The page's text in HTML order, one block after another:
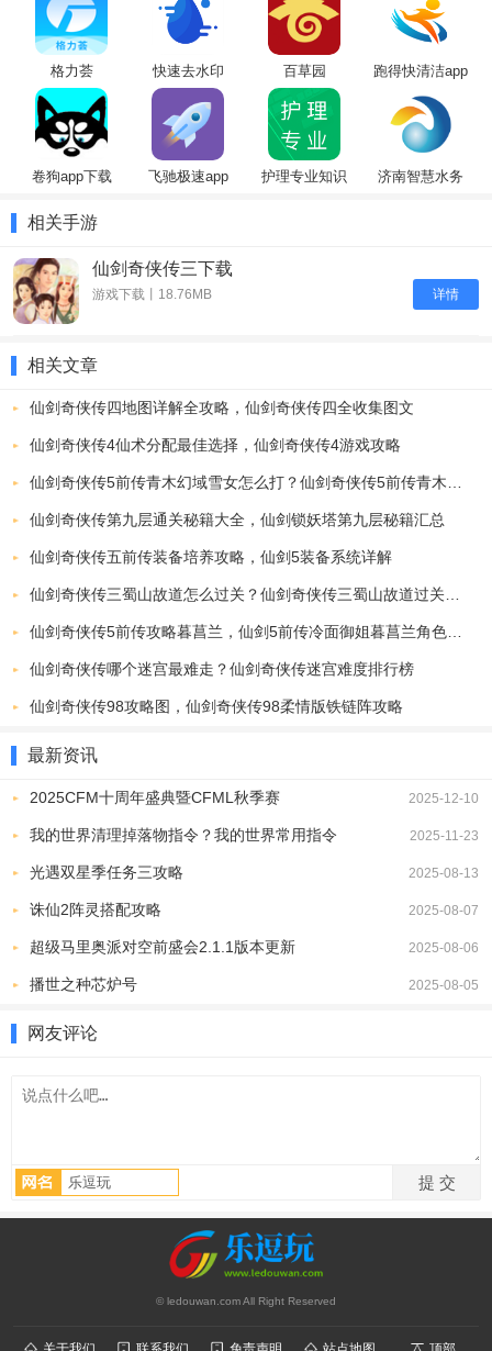
劈，掉血，这点需要注意就是不能早也不能晚。
2、紫薇道会碰到的怪物：
冰蛤蟆（水），20级，怪物技能：召唤冰蛤：召唤一个冰蛤。召唤蟾
王：召唤一个蟾王。毒雨：敌方单体中“水毒”。掉落尸块朱蛤涎、珍
珠蚌壳，偷窃得密雨银芒。
三头幻人（土,土免），25级，怪物技能： 三重心啸：敌方全体
独目居士（雷、雷免），26级，怪物技能：狂雷：敌方全体减“精”。
掉落尸块青霜紫晶穗、暗目珠 偷窃得晗光琉璃。
游戏特色
备和技能，以达到最佳的战斗效果。
2、地图探索：地图设计独特且复杂，玩家需要仔细观察地图上的线
话，了解他们的故事和情感。
游戏亮点
1、剧情解析：剧情发展曲折离奇，玩家需要通过细心观察和思考，
才能理解其中的含义和深层内涵。
2、真实的江湖离不开市井气，你可以化身舞娘、更夫、乞丐、厨师
等身份，自由体验这份真实。
游戏玩法
1、打造你的专属法器，御剑飞仙，凌空对决，
的全空间战场将
释放你的全部本能。
3、在这里玩家可以全身心的沉浸到游戏当中体验最
过瘾的冒险
战斗过程和日常生活。
游戏优势
1、融入了诸多的玩法内容在游戏当中，除了各种刺激冒险还有很多
2、通过完成各种挑战冒险的任务的方式可以快速变的强大，去体验
让玩家可以体验到不同的故事情节和结局。
格力荟 快速去水印 百草园 跑得快清洁app
卷狗app下载 飞驰极速app 护理专业知识 济南智慧水务
相关手游
详情
仙剑奇侠传三下载
游戏下载丨18.76MB
相关文章
仙剑奇侠传四地图详解全攻略，仙剑奇侠传四全收集图文
仙剑奇侠传4仙术分配最佳选择，仙剑奇侠传4游戏攻略
仙剑奇侠传第九层通关秘籍大全，仙剑锁妖塔第九层秘籍汇总
仙剑奇侠传五前传装备培养攻略，仙剑5装备系统详解
仙剑奇侠传哪个迷宫最难走？仙剑奇侠传迷宫难度排行榜
仙剑奇侠传98攻略图，仙剑奇侠传98柔情版铁链阵攻略
最新资讯
2025CFM十周年盛典暨CFML秋季赛 2025-12-10
我的世界清理掉落物指令？我的世界常用指令 2025-11-23
光遇双星季任务三攻略 2025-08-13
诛仙2阵灵搭配攻略 2025-08-07
超级马里奥派对空前盛会2.1.1版本更新 2025-08-06
播世之种芯炉号 2025-08-05
网友评论
© ledouwan.com All Right Reserved